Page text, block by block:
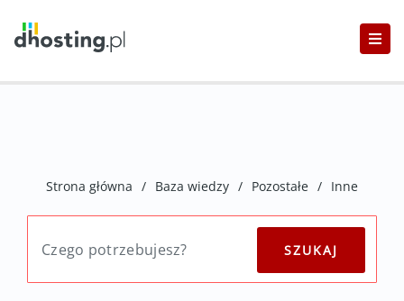
Strona główna / Baza wiedzy / Pozostałe / Inne